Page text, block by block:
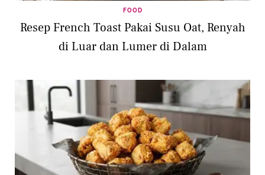
FOOD
Resep French Toast Pakai Susu Oat, Renyah
di Luar dan Lumer di Dalam